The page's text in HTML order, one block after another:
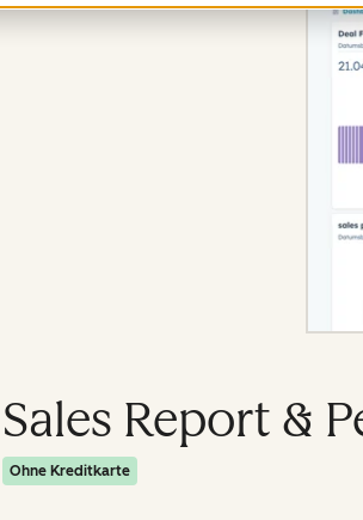
Sales Report &
Ohne Kreditkarte